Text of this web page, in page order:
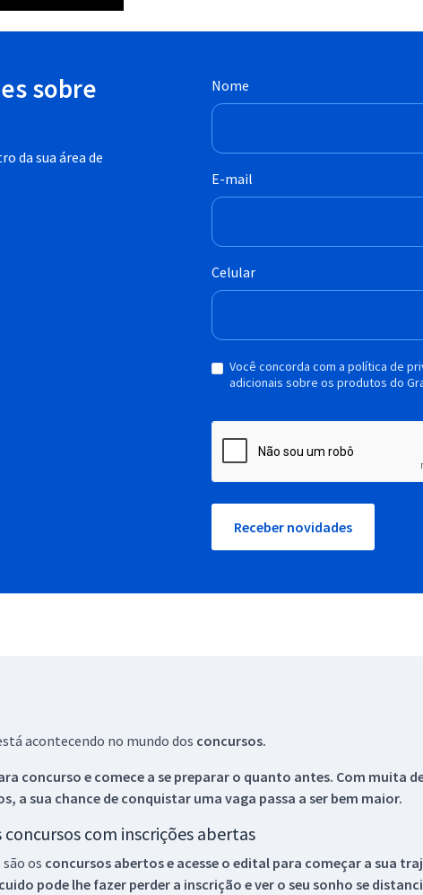
sobre
da sua área de
Nome
E-mail
Celular
Você concorda com a política de
adicionais sobre os produtos do
Receber novidades
acontecendo no mundo dos concursos.
concurso e comece a se preparar o quanto antes. Com muita
a sua chance de conquistar uma vaga passa a ser bem maior.
com inscrições abertas
os concursos abertos e acesse o edital para começar a sua
pode lhe fazer perder a inscrição e ver o seu sonho se